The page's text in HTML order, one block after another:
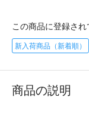
この商品に登録さ
新入荷商品（新着順）
商品の説明